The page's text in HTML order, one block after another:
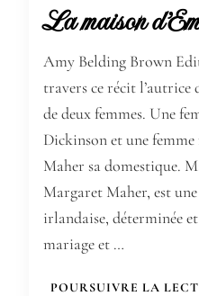
La maison
Amy Belding Brown
travers ce récit
de deux femmes. Une
Dickinson et une
Maher sa domestique.
Margaret Maher, est
irlandaise, déterminée
mariage et …
POURSUIVRE LA